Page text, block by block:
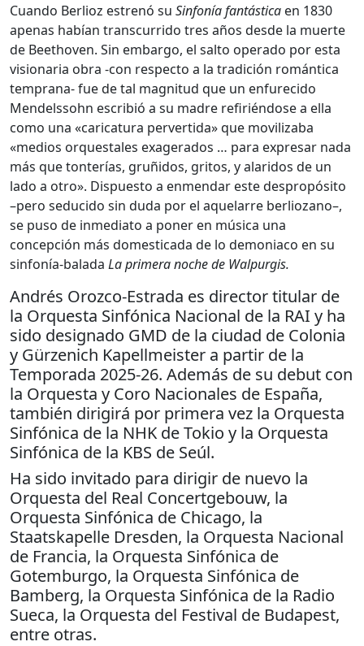
Cuando Berlioz estrenó su Sinfonía fantástica en 1830
apenas habían transcurrido tres años desde la muerte
de Beethoven. Sin embargo, el salto operado por esta
visionaria obra -con respecto a la tradición romántica
temprana- fue de tal magnitud que un enfurecido
Mendelssohn escribió a su madre refiriéndose a ella
como una «caricatura pervertida» que movilizaba
«medios orquestales exagerados … para expresar nada
más que tonterías, gruñidos, gritos, y alaridos de un
lado a otro». Dispuesto a enmendar este despropósito
–pero seducido sin duda por el aquelarre berliozano–,
se puso de inmediato a poner en música una
concepción más domesticada de lo demoniaco en su
sinfonía-balada La primera noche de Walpurgis.
Andrés Orozco-Estrada es director titular de
la Orquesta Sinfónica Nacional de la RAI y ha
sido designado GMD de la ciudad de Colonia
y Gürzenich Kapellmeister a partir de la
Temporada 2025-26. Además de su debut con
la Orquesta y Coro Nacionales de España,
también dirigirá por primera vez la Orquesta
Sinfónica de la NHK de Tokio y la Orquesta
Sinfónica de la KBS de Seúl.
Ha sido invitado para dirigir de nuevo la
Orquesta del Real Concertgebouw, la
Orquesta Sinfónica de Chicago, la
Staatskapelle Dresden, la Orquesta Nacional
de Francia, la Orquesta Sinfónica de
Gotemburgo, la Orquesta Sinfónica de
Bamberg, la Orquesta Sinfónica de la Radio
Sueca, la Orquesta del Festival de Budapest,
entre otras.